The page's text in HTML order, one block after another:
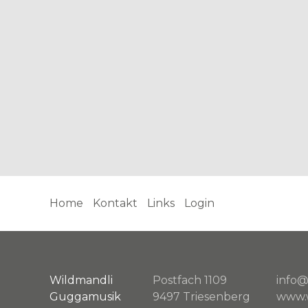
Home Kontakt Links Login
Wildmandli
Guggamusik
Postfach 1109
9497 Triesenberg